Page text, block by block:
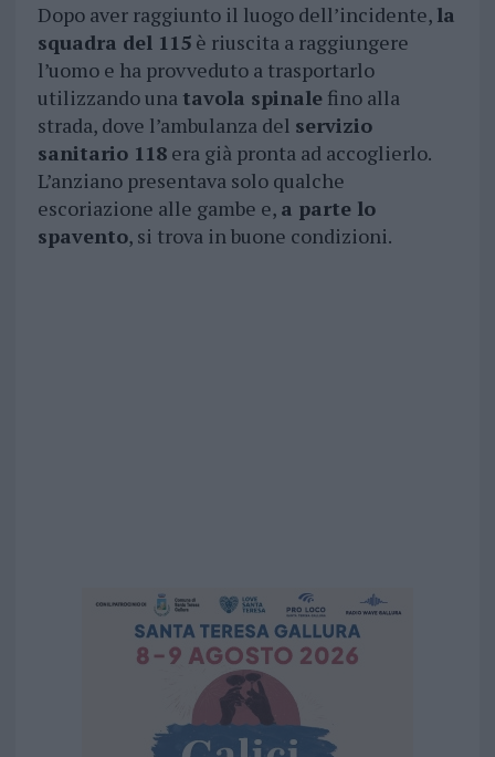
Dopo aver raggiunto il luogo dell’incidente, la
squadra del 115è riuscita a raggiungere
l’uomo e ha provveduto a trasportarlo
utilizzando una tavola spinalefino alla
strada, dove l’ambulanza del servizio
sanitario 118era già pronta ad accoglierlo.
L’anziano presentava solo qualche
escoriazione alle gambe e, a parte lo
spavento, si trova in buone condizioni.